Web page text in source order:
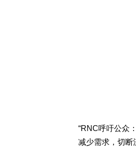
“RNC呼吁公众
减少需求，切断